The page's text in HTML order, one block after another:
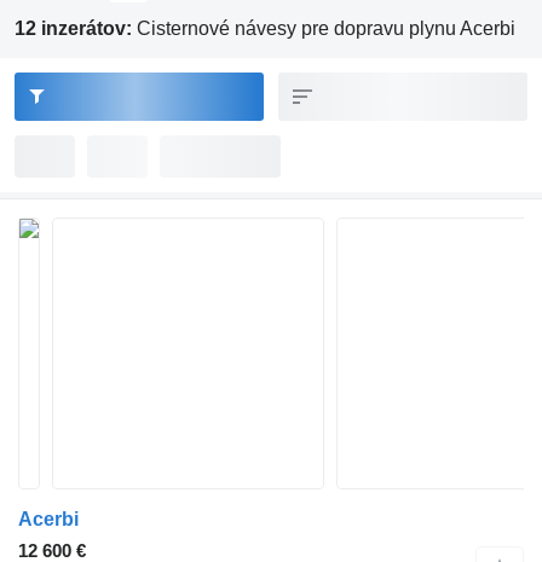
12 inzerátov: Cisternové návesy pre dopravu plynu Acerbi
Acerbi
12 600 €